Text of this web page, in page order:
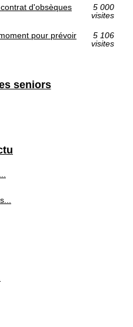
d'obsèques
5 000
visites
pour prévoir
5 106
visites
seniors